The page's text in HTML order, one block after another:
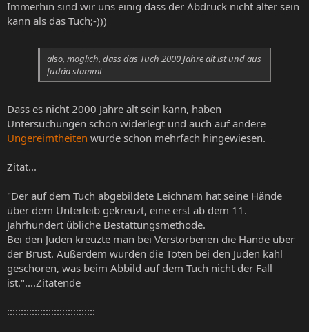
Immerhin sind wir uns einig dass der Abdruck nicht älter sein
kann als das Tuch;-)))
also, möglich, dass das Tuch 2000 Jahre alt ist und aus
Judäa stammt
Dass es nicht 2000 Jahre alt sein kann, haben
Untersuchungen schon widerlegt und auch auf andere
Ungereimtheiten wurde schon mehrfach hingewiesen.
Zitat...
"Der auf dem Tuch abgebildete Leichnam hat seine Hände
über dem Unterleib gekreuzt, eine erst ab dem 11.
Jahrhundert übliche Bestattungsmethode.
Bei den Juden kreuzte man bei Verstorbenen die Hände über
der Brust. Außerdem wurden die Toten bei den Juden kahl
geschoren, was beim Abbild auf dem Tuch nicht der Fall
ist."....Zitatende
::::::::::::::::::::::::::::::::